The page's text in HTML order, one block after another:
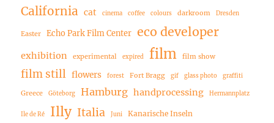
California cat cinema coffee colours darkroom Dresden
Easter Echo Park Film Center eco developer
exhibition experimental expired film film show
film still flowers forest Fort Bragg gif glass photo graffiti
Greece Göteborg Hamburg handprocessing Hermannplatz
Ile de Ré Illy Italia Juni Kanarische Inseln